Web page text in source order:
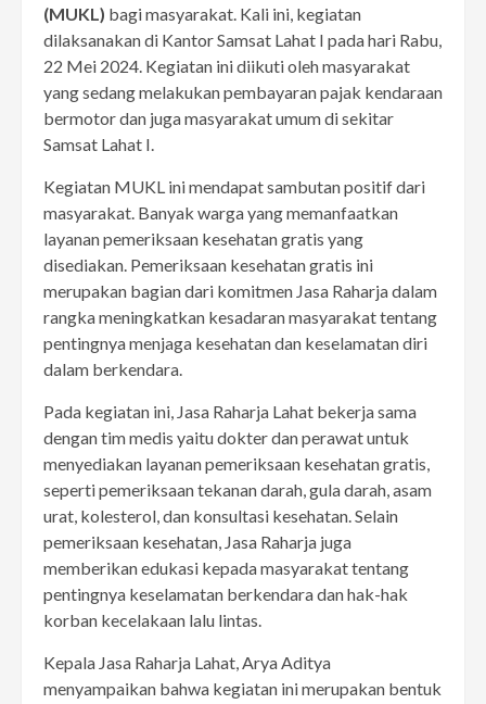
(MUKL) bagi masyarakat. Kali ini, kegiatan
dilaksanakan di Kantor Samsat Lahat I pada hari Rabu,
22 Mei 2024. Kegiatan ini diikuti oleh masyarakat
yang sedang melakukan pembayaran pajak kendaraan
bermotor dan juga masyarakat umum di sekitar
Samsat Lahat I.
Kegiatan MUKL ini mendapat sambutan positif dari
masyarakat. Banyak warga yang memanfaatkan
layanan pemeriksaan kesehatan gratis yang
disediakan. Pemeriksaan kesehatan gratis ini
merupakan bagian dari komitmen Jasa Raharja dalam
rangka meningkatkan kesadaran masyarakat tentang
pentingnya menjaga kesehatan dan keselamatan diri
dalam berkendara.
Pada kegiatan ini, Jasa Raharja Lahat bekerja sama
dengan tim medis yaitu dokter dan perawat untuk
menyediakan layanan pemeriksaan kesehatan gratis,
seperti pemeriksaan tekanan darah, gula darah, asam
urat, kolesterol, dan konsultasi kesehatan. Selain
pemeriksaan kesehatan, Jasa Raharja juga
memberikan edukasi kepada masyarakat tentang
pentingnya keselamatan berkendara dan hak-hak
korban kecelakaan lalu lintas.
Kepala Jasa Raharja Lahat, Arya Aditya
menyampaikan bahwa kegiatan ini merupakan bentuk